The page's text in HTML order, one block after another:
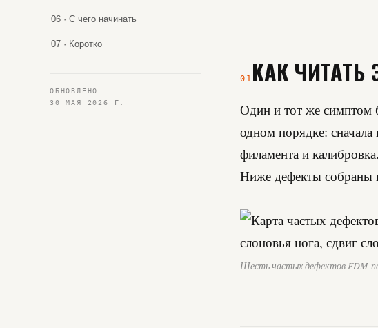
06 · С чего начинать
07 · Коротко
ОБНОВЛЕНО
30 МАЯ 2026 Г.
01 КАК ЧИТАТЬ
Один и тот же симптом
одном порядке:
филамента и
Ниже дефекты собраны
Шесть частых дефектов FDM-